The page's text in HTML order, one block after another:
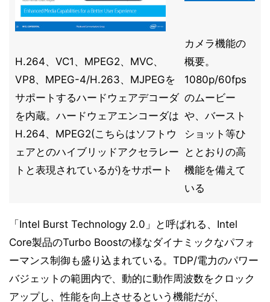
H.264、VC1、MPEG2、MVC、
VP8、MPEG-4/H.263、MJPEGを
サポートするハードウェアデコーダ
を内蔵。ハードウェアエンコーダは
H.264、MPEG2(こちらはソフトウ
ェアとのハイブリッドアクセラレー
トと表現されているが)をサポート
カメラ機能の
概要。
1080p/60fps
のムービー
や、バースト
ショット等ひ
ととおりの高
機能を備えて
いる
「Intel Burst Technology 2.0」と呼ばれる、Intel
Core製品のTurbo Boostの様なダイナミックなパフォ
ーマンス制御も盛り込まれている。TDP/電力のパワー
バジェットの範囲内で、動的に動作周波数をクロック
アップし、性能を向上させるという機能だが、